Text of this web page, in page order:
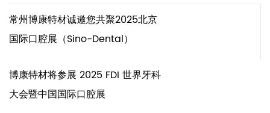
常州博康特材诚邀您共聚2025北京
国际口腔展（Sino-Dental）
博康特材将参展 2025 FDI 世界牙科
大会暨中国国际口腔展